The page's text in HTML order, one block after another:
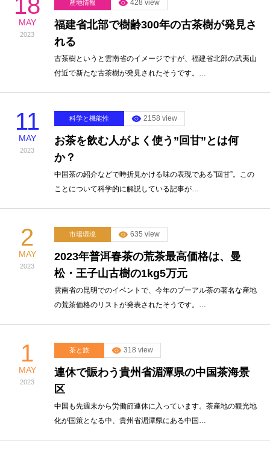
18
MAY
2023
産地情報 428 view
福建省北部で樹齢300年の古茶樹が発見さ
れる
古茶樹というと雲南省のイメージですが、福建省北部の武夷山
付近で新たな古茶樹が発見されたそうです。…
11
MAY
2023
科学と機能性 2158 view
お茶を飲む人がよく使う”回甘”とは何
か？
中国茶の紹介などで時折見かける味の表現である”回甘”。この
ことについて科学的に解説している記事が…
2
MAY
2023
市場環境 635 view
2023年普洱春茶の荒茶最高価格は、曼
松・王子山古樹の1kg5万元
雲南省の昆明でのイベントで、今年のプーアル茶の著名な産地
の荒茶価格のリストが発表されたそうです。…
1
MAY
2023
茶と旅 318 view
連休で賑わう貴州省湄潭県の中国茶海景
区
中国も先週末から労働節連休に入っています。茶産地の観光地
化が国策となる中、貴州省湄潭県にある中国…